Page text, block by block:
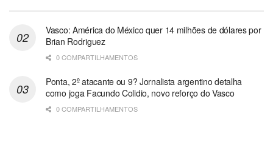
Vasco: América do México quer 14 milhões de dólares por
Brian Rodriguez
0 COMPARTILHAMENTOS
Ponta, 2º atacante ou 9? Jornalista argentino detalha
como joga Facundo Colidio, novo reforço do Vasco
0 COMPARTILHAMENTOS